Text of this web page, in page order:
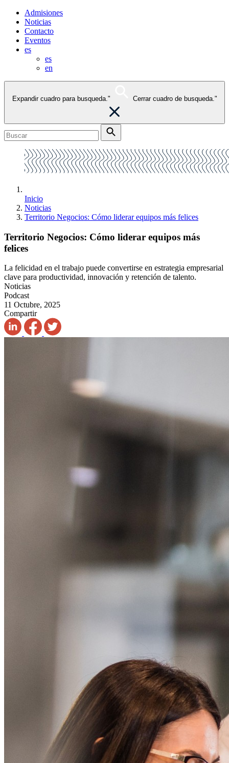
Admisiones
Noticias
Contacto
Eventos
es
es
en
Expandir cuadro para busqueda." Cerrar cuadro de busqueda."
Inicio
Noticias
Territorio Negocios: Cómo liderar equipos más felices
Territorio Negocios: Cómo liderar equipos más
felices
La felicidad en el trabajo puede convertirse en estrategia empresarial
clave para productividad, innovación y retención de talento.
Noticias
Podcast
11 Octubre, 2025
Compartir